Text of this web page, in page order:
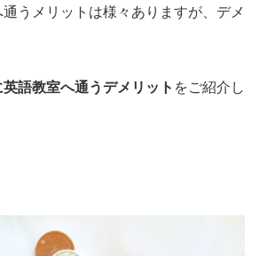
うメリットは様々ありますが、デメ
語教室へ通うデメリット をご紹介し